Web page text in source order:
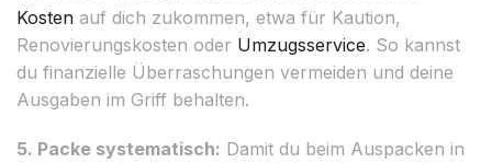
Kosten auf dich zukommen, etwa für Kaution,
Renovierungskosten oder Umzugsservice. So kannst
du finanzielle Überraschungen vermeiden und deine
Ausgaben im Griff behalten.
5. Packe systematisch: Damit du beim Auspacken in